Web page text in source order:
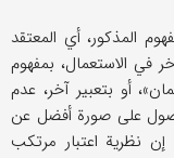
المذكور، أي المعتقد
في الاستعمال، بمفهوم
أو بتعبير آخر، عدم
على صورة أفضل عن
نظرية اعتبار مرتكب